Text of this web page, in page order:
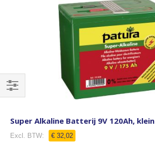
Super Alkaline Batterij 9V 120Ah, klein
€ 32,02
Filteren